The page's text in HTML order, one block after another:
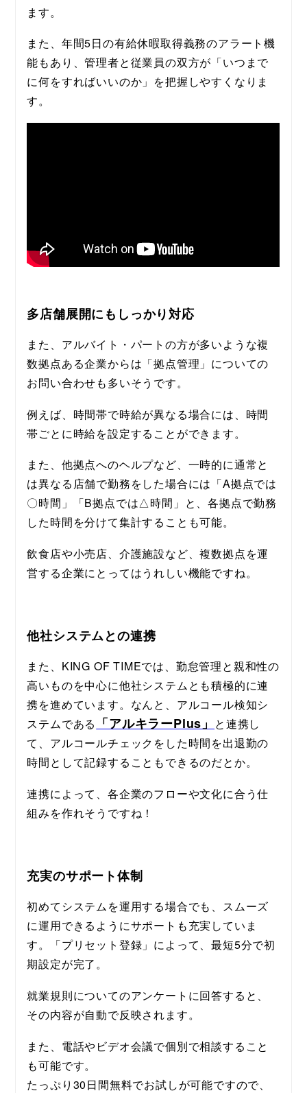
ます。
また、年間5日の有給休暇取得義務のアラート機
能もあり、管理者と従業員の双方が「いつまで
に何をすればいいのか」を把握しやすくなりま
す。
多店舗展開にもしっかり対応
また、アルバイト・パートの方が多いような複
数拠点ある企業からは「拠点管理」についての
お問い合わせも多いそうです。
例えば、時間帯で時給が異なる場合には、時間
帯ごとに時給を設定することができます。
また、他拠点へのヘルプなど、一時的に通常と
は異なる店舗で勤務をした場合には「A拠点では
〇時間」「B拠点では△時間」と、各拠点で勤務
した時間を分けて集計することも可能。
飲食店や小売店、介護施設など、複数拠点を運
営する企業にとってはうれしい機能ですね。
他社システムとの連携
また、KING OF TIMEでは、勤怠管理と親和性の
高いものを中心に他社システムとも積極的に連
携を進めています。なんと、アルコール検知シ
ステムである 「アルキラーPlus」 と連携し
て、アルコールチェックをした時間を出退勤の
時間として記録することもできるのだとか。
連携によって、各企業のフローや文化に合う仕
組みを作れそうですね！
充実のサポート体制
初めてシステムを運用する場合でも、スムーズ
に運用できるようにサポートも充実していま
す。「プリセット登録」によって、最短5分で初
期設定が完了。
就業規則についてのアンケートに回答すると、
その内容が自動で反映されます。
また、電話やビデオ会議で個別で相談すること
も可能です。
たっぷり30日間無料でお試しが可能ですので、